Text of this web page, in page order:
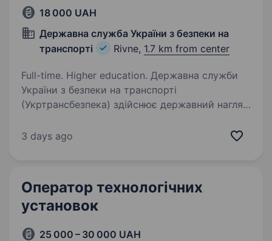
18 000 UAH
Державна служба України з безпеки на
транспорті
Rivne, 1.7 km from center
Full-time. Higher education. Державна служби
України з безпеки на транспорті
(Укртрансбезпека) здійснює державний нагляд
міському електричному, залізничному
3 days ago
Оператор технологічних
установок
25 000 – 30 000 UAH